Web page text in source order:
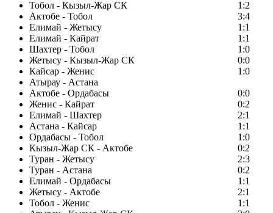
Тобол - Кызыл-Жар СК
1:2
Актобе - Тобол
3:4
Елимай - Жетысу
1:1
Елимай - Кайрат
1:1
Шахтер - Тобол
1:0
Жетысу - Кызыл-Жар СК
0:0
Кайсар - Женис
1:0
Атырау - Астана
Актобе - Ордабасы
0:0
Женис - Кайрат
0:2
Елимай - Шахтер
2:1
Астана - Кайсар
1:1
Ордабасы - Тобол
1:0
Кызыл-Жар СК - Актобе
0:2
Туран - Жетысу
2:3
Туран - Астана
0:2
Елимай - Ордабасы
1:1
Жетысу - Актобе
2:1
Тобол - Женис
1:1